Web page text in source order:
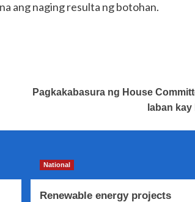
ang naging resulta ng botohan.
Pagkakabasura ng House
laban
National
Renewable energy projects